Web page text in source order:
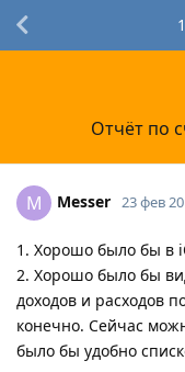
Отчёт по
1
M Messer 23 фев
1. Хорошо было бы в
2. Хорошо было бы
доходов и расходов
конечно. Сейчас
было бы удобно